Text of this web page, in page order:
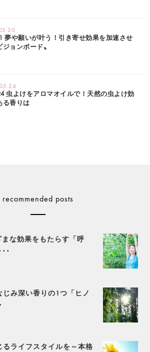
夢や願いが叶う！引き寄せ効果を加速させ
ジョンボード〟
虫よけをアロマオイルで！天然の虫よけ効
る香りは
recommended posts
な効果をもたらす「呼
･
み深い香りの1つ「ヒノ
ライフスタイルを～本格